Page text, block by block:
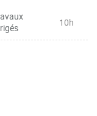
SAÉ de troisième
10h